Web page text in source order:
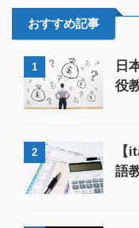
おすすめ記事
1
日
役
2
【
語